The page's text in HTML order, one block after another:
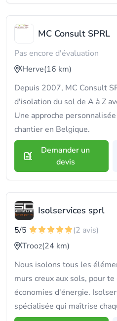
MC Consult SPRL
Pas encore d'évaluation
Herve(16 km)
Depuis 2007, MC Consult
d'isolation du sol de A à Z
Une approche
chantier en Belgique.
Demander un
devis
Isolservices sprl
5/5
(2 avis)
Trooz(24 km)
Nous isolons tous les
murs creux aux sols, pour
économies d'énergie.
spécialisée qui maîtrise